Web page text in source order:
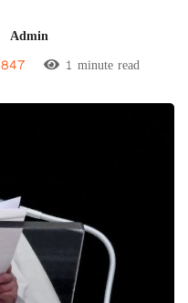
Admin
847 1 minute read